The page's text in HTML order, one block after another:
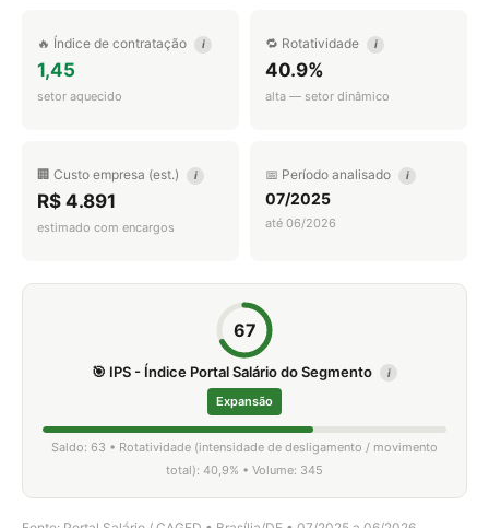
🔥 Índice de contratação i
1,45
setor aquecido
🔁 Rotatividade i
40.9%
alta — setor dinâmico
🏢 Custo empresa (est.) i
R$ 4.891
estimado com encargos
📅 Período analisado i
07/2025
até 06/2026
67
🎯 IPS - Índice Portal Salário do Segmento i
Expansão
Saldo: 63 • Rotatividade (intensidade de desligamento / movimento
total): 40,9% • Volume: 345